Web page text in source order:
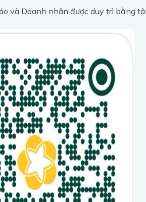
và Doanh nhân được duy trì bằng